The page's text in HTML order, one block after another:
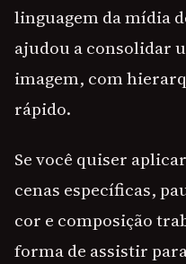
linguagem da mídia
ajudou a consolidar
imagem, com
rápido.
Se você quiser
cenas específicas,
cor e composição
forma de assistir